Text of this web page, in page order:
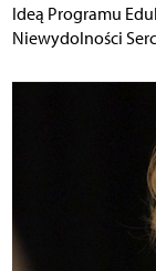
Ideą Programu
Niewydolności